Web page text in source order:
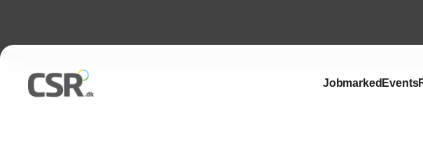
Jobmarked Events